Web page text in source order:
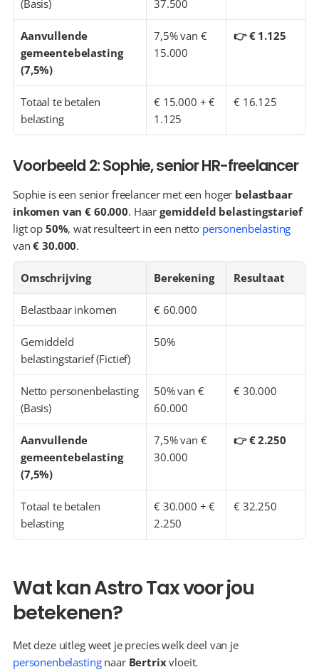
(Basis) 37.500
Aanvullende
gemeentebelasting
(7,5%)
7,5% van €
15.000
👉 € 1.125
Totaal te betalen
belasting
€ 15.000 + €
1.125
€ 16.125
Voorbeeld 2: Sophie, senior HR-freelancer
Sophie is een senior freelancer met een hoger belastbaar
inkomen van € 60.000. Haar gemiddeld belastingstarief
ligt op 50%, wat resulteert in een netto personenbelasting
van € 30.000.
Omschrijving Berekening Resultaat
Belastbaar inkomen € 60.000
Gemiddeld
belastingstarief (Fictief)
50%
Netto personenbelasting
(Basis)
50% van €
60.000
€ 30.000
Aanvullende
gemeentebelasting
(7,5%)
7,5% van €
30.000
👉 € 2.250
Totaal te betalen
belasting
€ 30.000 + €
2.250
€ 32.250
Wat kan Astro Tax voor jou
betekenen?
Met deze uitleg weet je precies welk deel van je
personenbelasting naar Bertrix vloeit.